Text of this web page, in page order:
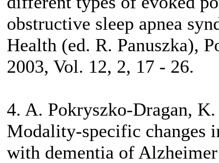
obstructive sleep apnea
Health (ed. R. Panuszka),
2003, Vol. 12, 2, 17 - 26.
4. A. Pokryszko-Dragan,
Modality-specific changes
with dementia of